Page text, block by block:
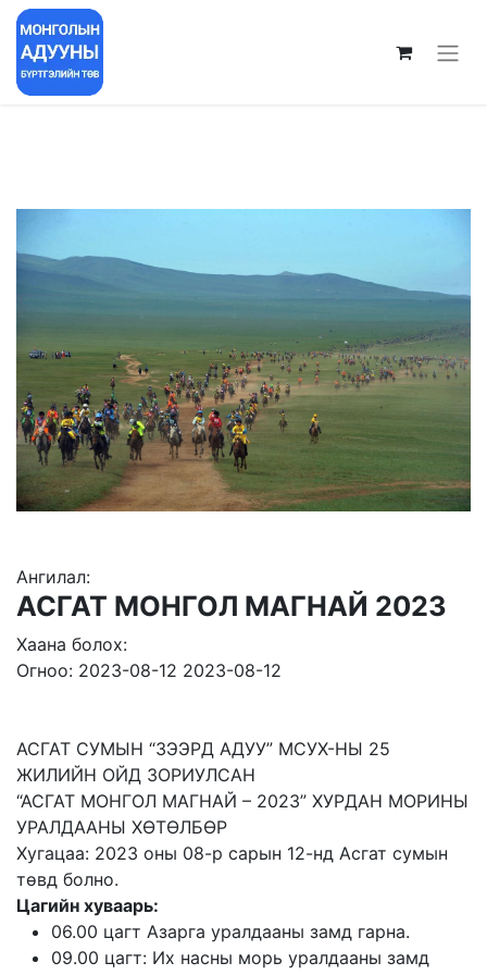
Ангилал:
АСГАТ МОНГОЛ МАГНАЙ 2023
Хаана болох:
Огноо: 2023-08-12 2023-08-12
АСГАТ СУМЫН “ЗЭЭРД АДУУ” МСУХ-НЫ 25
ЖИЛИЙН ОЙД ЗОРИУЛСАН
“АСГАТ МОНГОЛ МАГНАЙ – 2023” ХУРДАН МОРИНЫ
УРАЛДААНЫ ХӨТӨЛБӨР
Хугацаа: 2023 оны 08-р сарын 12-нд Асгат сумын
төвд болно.
Цагийн хуваарь:
06.00 цагт Азарга уралдааны замд гарна.
09.00 цагт: Их насны морь уралдааны замд